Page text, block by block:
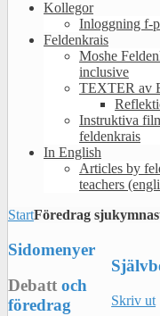
Kollegor
Inloggning f-
Feldenkrais
Moshe
inclusive
TEXTER av
Instruktiva
feldenkrais
In English
Articles by
teachers
StartFöredrag
Skriv ut
Sidomenyer
Debatt och
föredrag